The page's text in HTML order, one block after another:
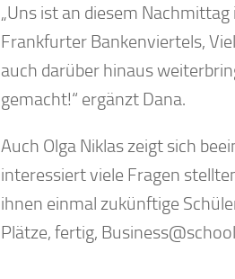
„Uns ist an diesem
Frankfurter Bankenviertels,
auch darüber hinaus
gemacht!“ ergänzt Dana.
Auch Olga Niklas zeigt sich
interessiert viele Fragen
ihnen einmal zukünftige
Plätze, fertig,